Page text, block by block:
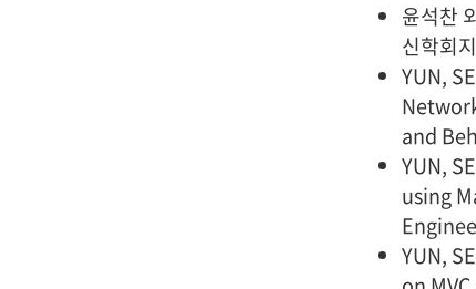
윤석찬
신학회
YUN,
and
YUN,
using
YUN,